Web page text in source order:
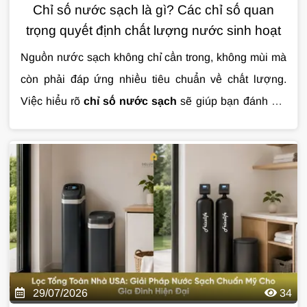
Chỉ số nước sạch là gì? Các chỉ số quan
trọng quyết định chất lượng nước sinh hoạt
Nguồn nước sạch không chỉ cần trong, không mùi mà
còn phải đáp ứng nhiều tiêu chuẩn về chất lượng.
Việc hiểu rõ chỉ số nước sạch sẽ giúp bạn đánh giá
pháp xử lý phù hợp. Trong bài viết này, hãy cùng tìm
hiểu những chỉ số quan trọng nhất và ý nghĩa của từng
thông số đối với sức khỏe cũng như cuộc sống hằng
29/07/2026 34